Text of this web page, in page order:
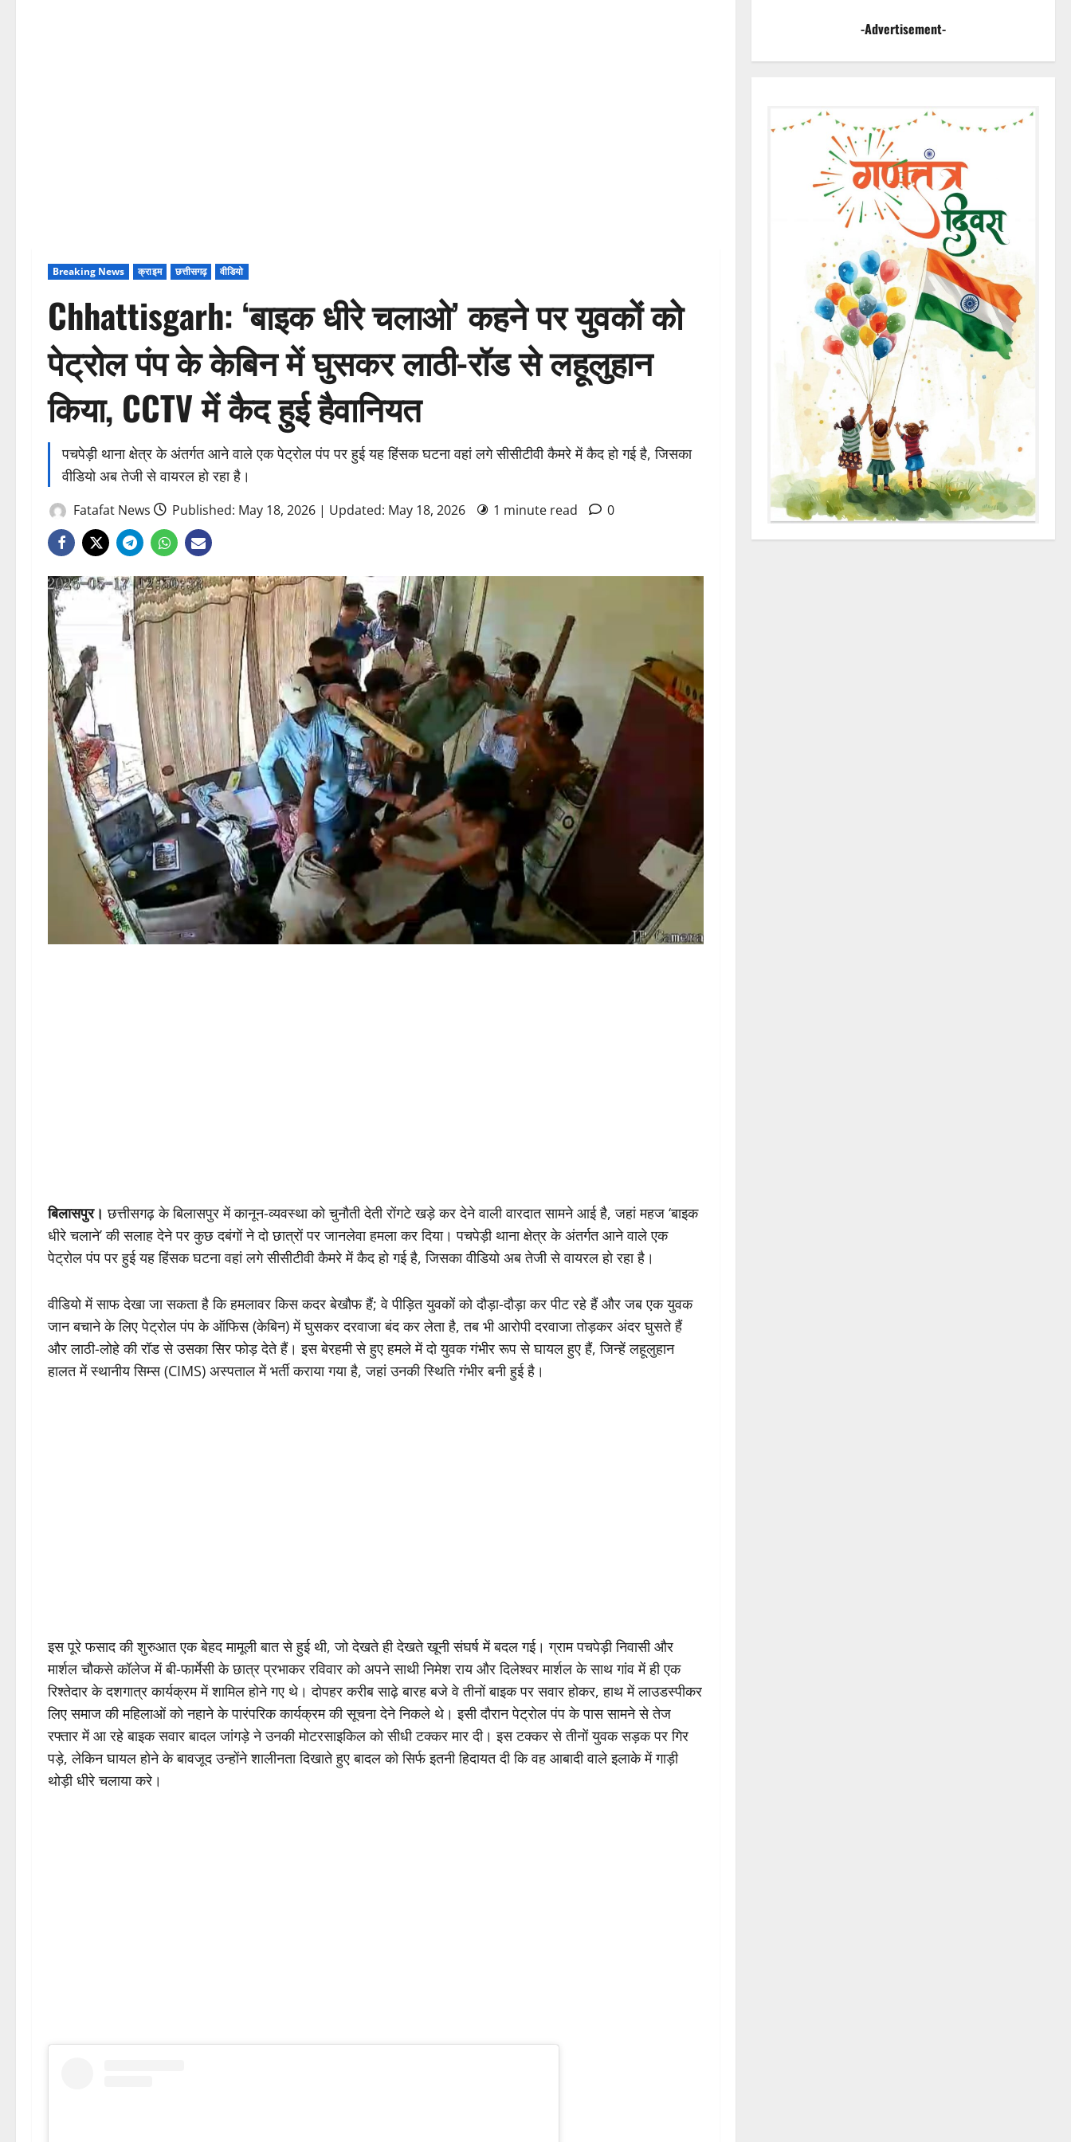
Breaking News क्राइम छत्तीसगढ़ वीडियो
Chhattisgarh: ‘बाइक धीरे चलाओ’ कहने पर युवकों को
पेट्रोल पंप के केबिन में घुसकर लाठी-रॉड से लहूलुहान
किया, CCTV में कैद हुई हैवानियत
पचपेड़ी थाना क्षेत्र के अंतर्गत आने वाले एक पेट्रोल पंप पर हुई यह हिंसक घटना वहां लगे सीसीटीवी कैमरे में कैद हो गई है, जिसका
वीडियो अब तेजी से वायरल हो रहा है।
Fatafat News Published: May 18, 2026 | Updated: May 18, 2026 1 minute read 0
बिलासपुर। छत्तीसगढ़ के बिलासपुर में कानून-व्यवस्था को चुनौती देती रोंगटे खड़े कर देने वाली वारदात सामने आई है, जहां महज ‘बाइक
धीरे चलाने’ की सलाह देने पर कुछ दबंगों ने दो छात्रों पर जानलेवा हमला कर दिया। पचपेड़ी थाना क्षेत्र के अंतर्गत आने वाले एक
पेट्रोल पंप पर हुई यह हिंसक घटना वहां लगे सीसीटीवी कैमरे में कैद हो गई है, जिसका वीडियो अब तेजी से वायरल हो रहा है।
वीडियो में साफ देखा जा सकता है कि हमलावर किस कदर बेखौफ हैं; वे पीड़ित युवकों को दौड़ा-दौड़ा कर पीट रहे हैं और जब एक युवक
जान बचाने के लिए पेट्रोल पंप के ऑफिस (केबिन) में घुसकर दरवाजा बंद कर लेता है, तब भी आरोपी दरवाजा तोड़कर अंदर घुसते हैं
और लाठी-लोहे की रॉड से उसका सिर फोड़ देते हैं। इस बेरहमी से हुए हमले में दो युवक गंभीर रूप से घायल हुए हैं, जिन्हें लहूलुहान
हालत में स्थानीय सिम्स (CIMS) अस्पताल में भर्ती कराया गया है, जहां उनकी स्थिति गंभीर बनी हुई है।
इस पूरे फसाद की शुरुआत एक बेहद मामूली बात से हुई थी, जो देखते ही देखते खूनी संघर्ष में बदल गई। ग्राम पचपेड़ी निवासी और
मार्शल चौकसे कॉलेज में बी-फार्मेसी के छात्र प्रभाकर रविवार को अपने साथी निमेश राय और दिलेश्वर मार्शल के साथ गांव में ही एक
रिश्तेदार के दशगात्र कार्यक्रम में शामिल होने गए थे। दोपहर करीब साढ़े बारह बजे वे तीनों बाइक पर सवार होकर, हाथ में लाउडस्पीकर
लिए समाज की महिलाओं को नहाने के पारंपरिक कार्यक्रम की सूचना देने निकले थे। इसी दौरान पेट्रोल पंप के पास सामने से तेज
रफ्तार में आ रहे बाइक सवार बादल जांगड़े ने उनकी मोटरसाइकिल को सीधी टक्कर मार दी। इस टक्कर से तीनों युवक सड़क पर गिर
पड़े, लेकिन घायल होने के बावजूद उन्होंने शालीनता दिखाते हुए बादल को सिर्फ इतनी हिदायत दी कि वह आबादी वाले इलाके में गाड़ी
थोड़ी धीरे चलाया करे।
-Advertisement-